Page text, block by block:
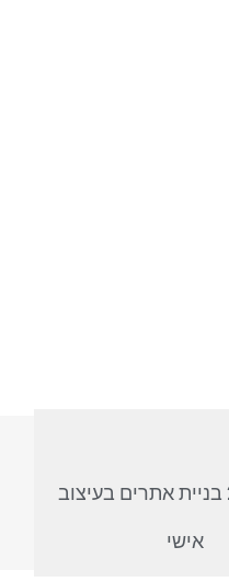
שיווק 24:6 בניית אתרים בעיצוב
אישי